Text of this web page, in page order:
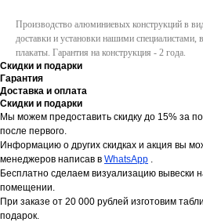
Производство алюминиевых конструкций в
доставки и установки нашими
плакаты. Гарантия на конструкция - 2 года.
Скидки и подарки
Гарантия
Доставка и оплата
Скидки и подарки
Мы можем предоставить скидку до 15% за
после первого.
Информацию о других скидках и акция вы
менеджеров написав в WhatsApp .
Бесплатно сделаем визуализацию вывески
помещении.
При заказе от 20 000 рублей изготовим
подарок.